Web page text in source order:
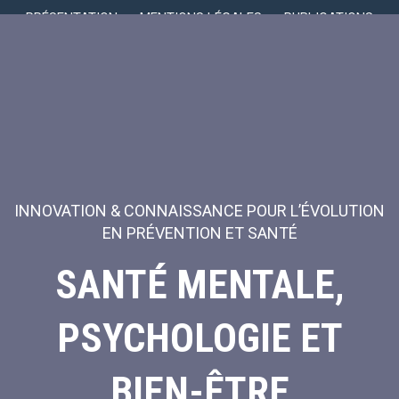
PRÉSENTATION MENTIONS LÉGALES PUBLICATIONS
INNOVATION & CONNAISSANCE POUR L’ÉVOLUTION
EN PRÉVENTION ET SANTÉ
SANTÉ MENTALE,
PSYCHOLOGIE ET